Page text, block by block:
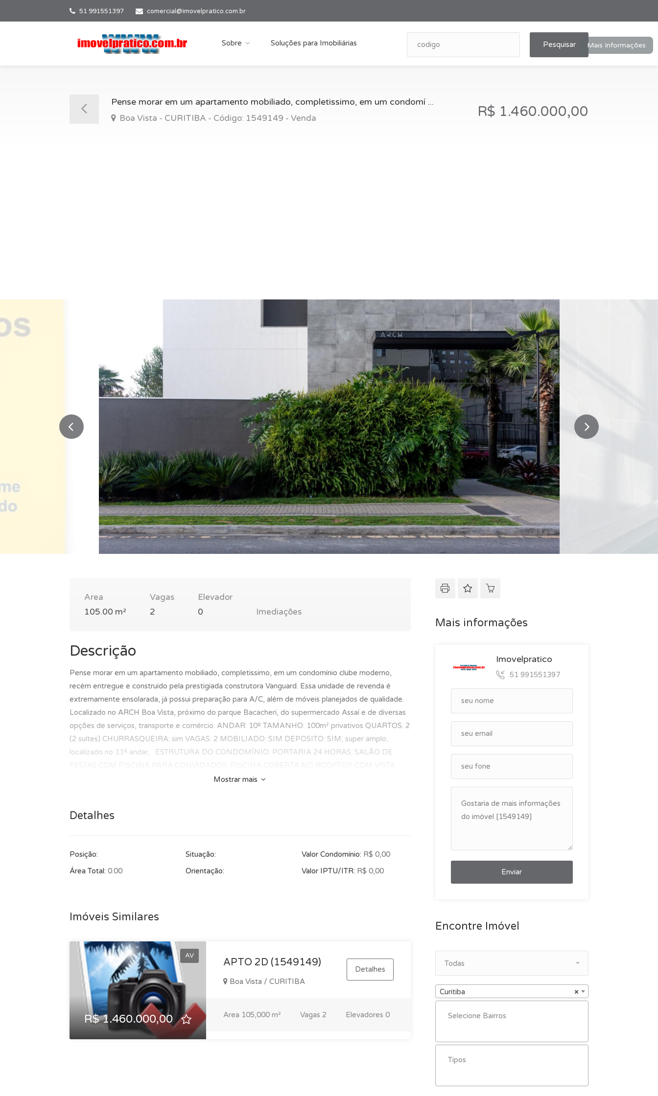
51 991551397 comercial@imovelpratico.com.br
Sobre Soluções para Imobiliárias Pesquisar
Pense morar em um apartamento mobiliado, completissimo, em um condomí ...
Boa Vista - CURITIBA - Código: 1549149 - Venda R$ 1.460.000,00
Area
105.00 m²
Vagas
2
Elevador
0
Imediações
Descrição
Pense morar em um apartamento mobiliado, completissimo, em um condomínio clube moderno,
recém entregue e construído pela prestigiada construtora Vanguard. Essa unidade de revenda é
extremamente ensolarada, já possui preparação para A/C, além de móveis planejados de qualidade.
Localizado no ARCH Boa Vista, próximo do parque Bacacheri, do supermercado Assaí e de diversas
opções de serviços, transporte e comércio: ANDAR: 10º TAMANHO: 100m² privativos QUARTOS: 2
(2 suítes) CHURRASQUEIRA: sim VAGAS: 2 MOBILIADO: SIM DEPOSITO: SIM, super amplo,
localizado no 11º andar; ESTRUTURA DO CONDOMÍNIO: PORTARIA 24 HORAS; SALÃO DE
PARA A CIDADE; ACADEMIA COMPLETA; BRINQUEDOTECA; SALÃO DE FESTAS; ÁREA PARA
Mostrar mais
Detalhes
Posição:
Área Total: 0.00
Situação:
Orientação:
Valor Condomínio: R$ 0,00
Valor IPTU/ITR: R$ 0,00
Imóveis Similares
AV
R$ 1.460.000,00
APTO 2D (1549149)
Boa Vista / CURITIBA
Detalhes
Area 105,000 m² Vagas 2 Elevadores 0
Mais informações
Imovelpratico
51 991551397
Enviar
Encontre Imóvel
Todas
×
Curitiba
Mais Informações